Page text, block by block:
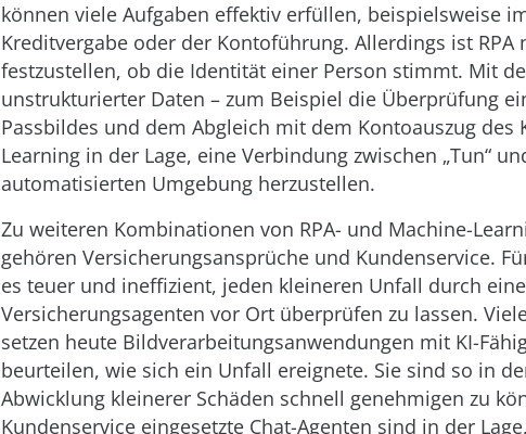
können viele Aufgaben effektiv erfüllen, beispielsweise
Kreditvergabe oder der Kontoführung. Allerdings ist RPA
festzustellen, ob die Identität einer Person stimmt. Mit
unstrukturierter Daten – zum Beispiel die Überprüfung
Passbildes und dem Abgleich mit dem Kontoauszug des
Learning in der Lage, eine Verbindung zwischen „Tun“
automatisierten Umgebung herzustellen.
Zu weiteren Kombinationen von RPA- und Machine-
gehören Versicherungsansprüche und Kundenservice.
es teuer und ineffizient, jeden kleineren Unfall durch
Versicherungsagenten vor Ort überprüfen zu lassen.
setzen heute Bildverarbeitungsanwendungen mit KI-
beurteilen, wie sich ein Unfall ereignete. Sie sind so in
Abwicklung kleinerer Schäden schnell genehmigen zu
Kundenservice eingesetzte Chat-Agenten sind in der